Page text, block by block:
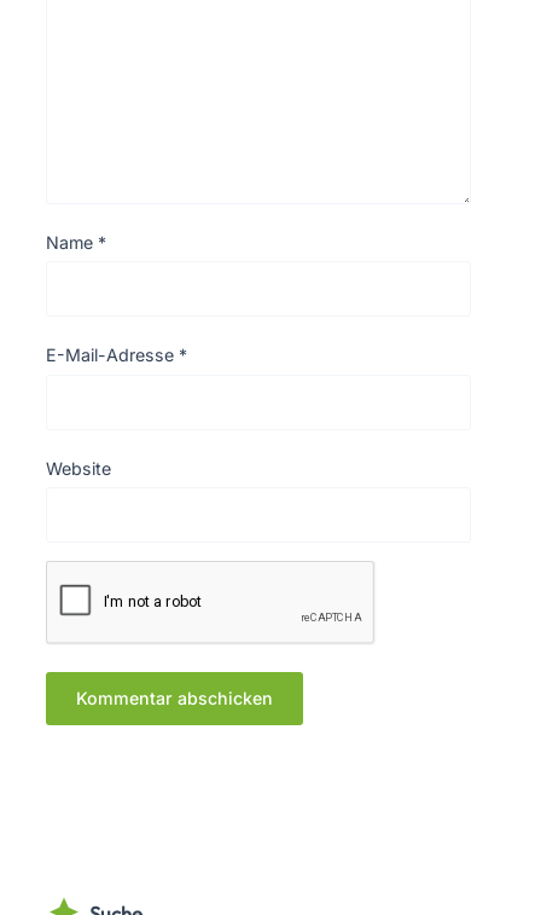
Name *
E-Mail-Adresse *
Website